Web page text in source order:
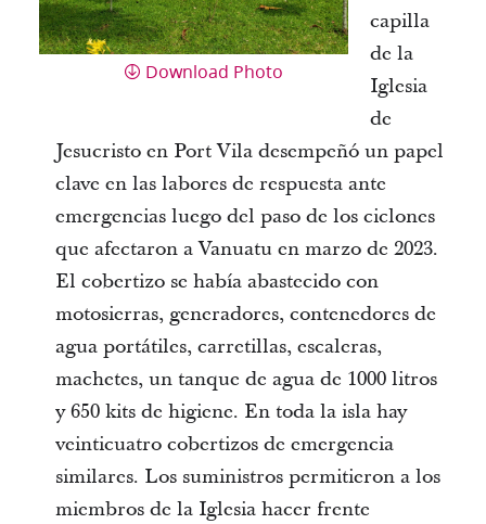
Download Photo
capilla
de la
Iglesia
de
Jesucristo en Port Vila desempeñó un papel
clave en las labores de respuesta ante
emergencias luego del paso de los ciclones
que afectaron a Vanuatu en marzo de 2023.
El cobertizo se había abastecido con
motosierras, generadores, contenedores de
agua portátiles, carretillas, escaleras,
machetes, un tanque de agua de 1000 litros
y 650 kits de higiene. En toda la isla hay
veinticuatro cobertizos de emergencia
similares. Los suministros permitieron a los
miembros de la Iglesia hacer frente